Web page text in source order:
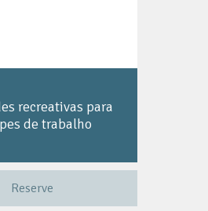
recreativas para
de trabalho
Reserve